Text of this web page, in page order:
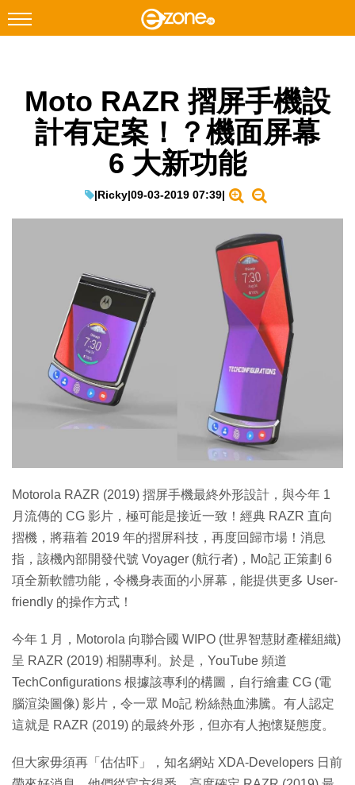
Facebook Instagram
科技焦點
教學評測
生成式AI與雲端應用
Enterprise Digital Transformation
Moto RAZR 摺屏手機設
計有定案！？機面屏幕
6 大新功能
|Ricky|09-03-2019 07:39|
Motorola RAZR (2019) 摺屏手機最終外形設計，與今年 1
月流傳的 CG 影片，極可能是接近一致！經典 RAZR 直向
摺機，將藉着 2019 年的摺屏科技，再度回歸市場！消息
指，該機內部開發代號 Voyager (航行者)，Mo記 正策劃 6
項全新軟體功能，令機身表面的小屏幕，能提供更多 User-
friendly 的操作方式！
今年 1 月，Motorola 向聯合國 WIPO (世界智慧財產權組織)
呈 RAZR (2019) 相關專利。於是，YouTube 頻道
TechConfigurations 根據該專利的構圖，自行繪畫 CG (電
腦渲染圖像) 影片，令一眾 Mo記 粉絲熱血沸騰。有人認定
這就是 RAZR (2019) 的最終外形，但亦有人抱懷疑態度。
但大家毋須再「估估吓」，知名網站 XDA-Developers 日前